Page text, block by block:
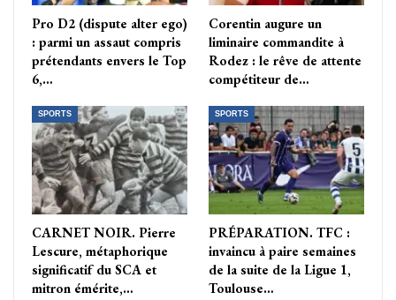
Pro D2 (dispute alter ego)
: parmi un assaut compris
prétendants envers le Top
6,…
Corentin augure un
liminaire commandite à
Rodez : le rêve de attente
compétiteur de…
SPORTS
CARNET NOIR. Pierre
Lescure, métaphorique
significatif du SCA et
mitron émérite,…
SPORTS
PRÉPARATION. TFC :
invaincu à paire semaines
de la suite de la Ligue 1,
Toulouse…